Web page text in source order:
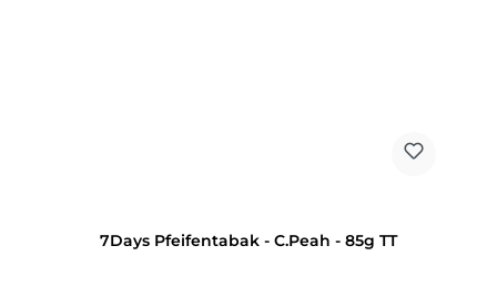
7Days Pfeifentabak - C.Peah - 85g TT